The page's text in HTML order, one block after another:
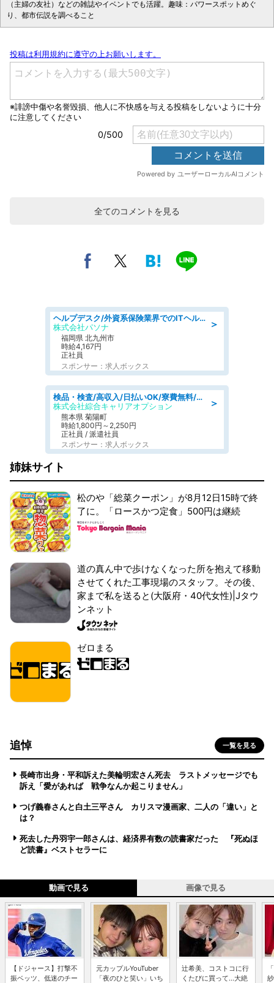
（主婦の友社）などの雑誌やイベントでも活躍。趣味：パワースポットめぐ
り、都市伝説を調べること
全てのコメントを見る
＞
ヘルプデスク/外資系保険業界でのITヘルプデスク業務/駅近/即日勤務可/ヘルプデスク
株式会社パソナ
福岡県 北九州市
時給4,167円
正社員
スポンサー：求人ボックス
＞
検品・検査/高収入/日払いOK/寮費無料/日勤/20・30・40代活躍中
株式会社綜合キャリアオプション
熊本県 菊陽町
時給1,800円～2,250円
正社員 / 派遣社員
スポンサー：求人ボックス
姉妹サイト
松のや「総菜クーポン」が8月12日15時で終
了に。「ロースかつ定食」500円は継続
道の真ん中で歩けなくなった所を抱えて移動
させてくれた工事現場のスタッフ。その後、
家まで私を送ると(大阪府・40代女性)|Jタウ
ンネット
ゼロまる
追悼 一覧を見る
長崎市出身・平和訴えた美輪明宏さん死去 ラストメッセージでも
訴え「愛があれば 戦争なんか起こりません」
つげ義春さんと白土三平さん カリスマ漫画家、二人の「違い」と
は？
死去した丹羽宇一郎さんは、経済界有数の読書家だった 『死ぬほ
ど読書』ベストセラーに
動画で見る 画像で見る
【ドジャース】打撃不
振ベッツ、低迷のチー
元カップルYouTuber
「夜のひと笑い」いち
辻希美、コストコに行
くたびに買って...大絶